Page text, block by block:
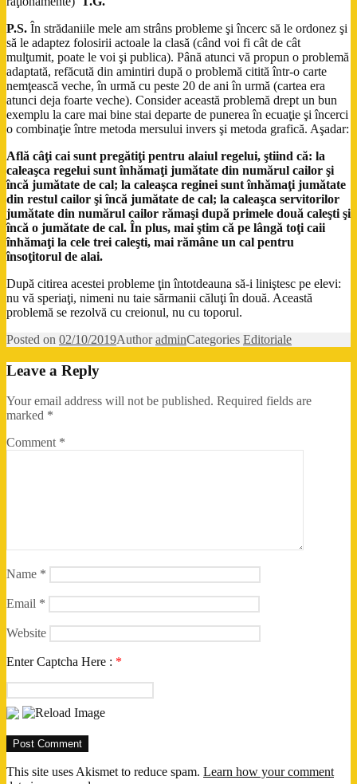
P.S. În strădaniile mele am strâns probleme şi încerc să le ordonez şi
să le adaptez folosirii actoale la clasă (când voi fi cât de cât
mulţumit, poate le voi şi publica). Până atunci vă propun o problemă
adaptată, refăcută din amintiri după o problemă citită într-o carte
nemţească veche, în urmă cu peste 20 de ani în urmă (cartea era
atunci deja foarte veche). Consider această problemă drept un bun
exemplu la care mai bine stai departe de punerea în ecuaţie şi încerci
o combinaţie între metoda mersului invers şi metoda grafică. Aşadar:
Află câţi cai sunt pregătiţi pentru alaiul regelui, ştiind că: la
caleaşca regelui sunt înhămaţi jumătate din numărul cailor şi
încă jumătate de cal; la caleaşca reginei sunt înhămaţi jumătate
din restul cailor şi încă jumătate de cal; la caleaşca servitorilor
jumătate din numărul cailor rămaşi după primele două caleşti şi
încă o jumătate de cal. În plus, mai ştim că pe lângă toţi caii
înhămaţi la cele trei caleşti, mai rămâne un cal pentru
însoţitorul de alai.
După citirea acestei probleme ţin întotdeauna să-i liniştesc pe elevi:
nu vă speriaţi, nimeni nu taie sărmanii căluţi în două. Această
problemă se rezolvă cu creionul, nu cu toporul.
Posted on 02/10/2019AuthoradminCategories Editoriale
Leave a Reply
Your email address will not be published. Required fields are
marked *
Comment *
Name *
Email *
Website
Enter Captcha Here : *
This site uses Akismet to reduce spam. Learn how your comment